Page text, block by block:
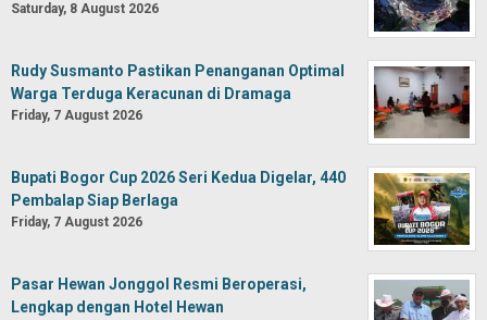
Saturday, 8 August 2026
Rudy Susmanto Pastikan Penanganan Optimal
Warga Terduga Keracunan di Dramaga
Friday, 7 August 2026
Bupati Bogor Cup 2026 Seri Kedua Digelar, 440
Pembalap Siap Berlaga
Friday, 7 August 2026
Pasar Hewan Jonggol Resmi Beroperasi,
Lengkap dengan Hotel Hewan